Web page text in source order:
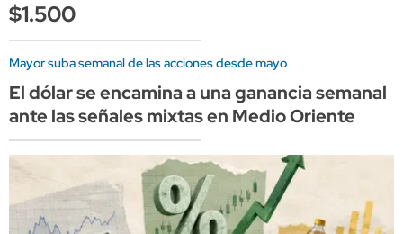
$1.500
Mayor suba semanal de las acciones desde mayo
El dólar se encamina a una ganancia semanal
ante las señales mixtas en Medio Oriente